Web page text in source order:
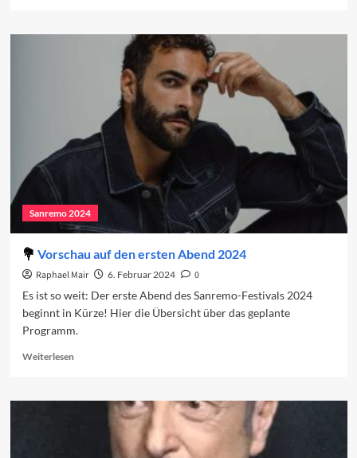
Die
Sanremo 2024
Vorschau auf den ersten Abend 2024
Raphael Mair 6. Februar 2024
0
Es ist so weit: Der erste Abend des Sanremo-Festivals 2024
beginnt in Kürze! Hier die Übersicht über das geplante
Programm.
WeiterlesenRead
Vorschau